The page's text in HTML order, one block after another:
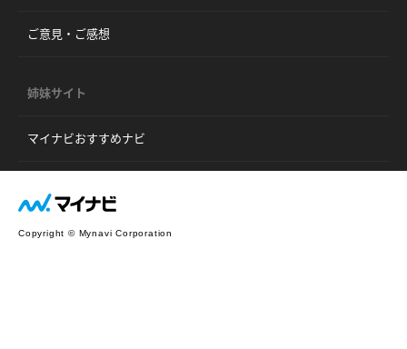
ご意見・ご感想
姉妹サイト
マイナビおすすめナビ
Copyright © Mynavi Corporation